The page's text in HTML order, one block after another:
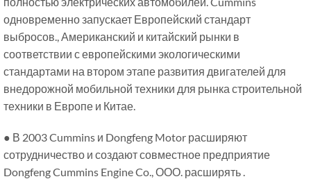
одновременно запускает Европейский стандарт
выбросов., Американский и китайский рынки в
соответствии с европейскими экологическими
стандартами на втором этапе развития двигателей для
внедорожной мобильной техники для рынка строительной
техники в Европе и Китае.
● В 2003 Cummins и Dongfeng Motor расширяют
сотрудничество и создают совместное предприятие
Dongfeng Cummins Engine Co., ООО. расширять .